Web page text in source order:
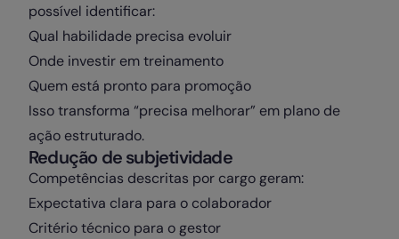
possível identificar:
Qual habilidade precisa evoluir
Onde investir em treinamento
Quem está pronto para promoção
Isso transforma “precisa melhorar” em plano de
ação estruturado.
Redução de subjetividade
Competências descritas por cargo geram:
Expectativa clara para o colaborador
Critério técnico para o gestor